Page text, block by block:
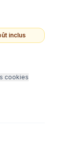
inclus
cookies